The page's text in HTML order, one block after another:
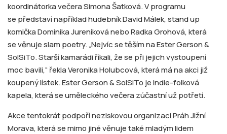
koordinátorka večera Simona Šatková. V programu
se představí například hudebník David Málek, stand up
komička Dominika Jureníková nebo Radka Grohová, která
se věnuje slam poetry. „Nejvíc se těším na Ester Gerson &
SolSiTo. Starší kamarádi říkali, že se při jejich vystoupení
moc bavili,“ řekla Veronika Holubcová, která má na akci již
koupený lístek. Ester Gerson & SolSiTo je indie-folková
kapela, která se uměleckého večera zúčastní už potřetí.
Akce tentokrát podpoří neziskovou organizaci Práh Jižní
Morava, která se mimo jiné věnuje také mladým lidem